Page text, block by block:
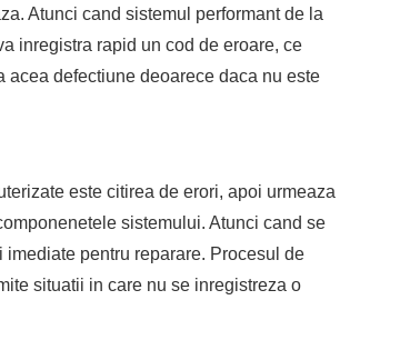
Atunci cand sistemul performant de la
inregistra rapid un cod de eroare, ce
acea defectiune deoarece daca nu este
este citirea de erori, apoi urmeaza
sistemului. Atunci cand se
pentru reparare. Procesul de
situatii in care nu se inregistreza o